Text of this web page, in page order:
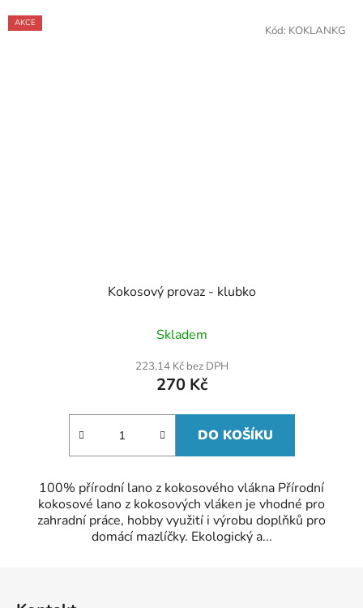
AKCE
Kokosový provaz - klubko
hodnocení
je
5,0
5
hvězdiček.
Skladem
223,14 Kč bez DPH
270 Kč
DO KOŠÍKU
100% přírodní lano z kokosového vlákna Přírodní
kokosové lano z kokosových vláken je vhodné pro
zahradní práce, hobby využití i výrobu doplňků pro
domácí mazlíčky. Ekologický a...
Kód: KOKLANKG